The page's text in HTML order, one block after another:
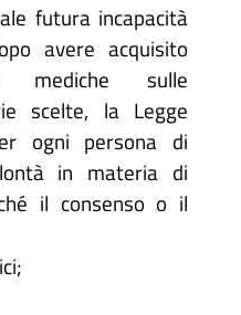
futura incapacità
avere acquisito
mediche sulle
scelte, la Legge
ogni persona di
in materia di
il consenso o il